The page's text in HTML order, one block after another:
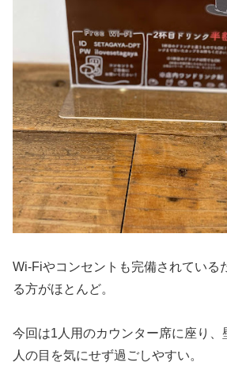
Wi-Fiやコンセントも完備されている
る方がほとんど。
今回は1人用のカウンター席に座り、
人の目を気にせず過ごしやすい。